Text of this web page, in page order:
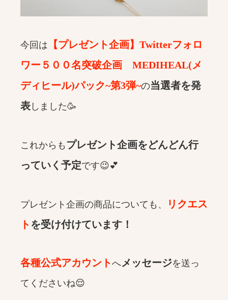
今回は 【プレゼント企画】Twitterフォロ
ワー５００名突破企画 MEDIHEAL(メ
ディヒール)パック~第3弾~の当選者を発
表 しました🥳
これからも プレゼント企画をどんどん行
っていく予定です😉💕
プレゼント企画の商品についても、
リクエス
ト を受け付けています！
各種公式アカウント へメッセージを送っ
てくださいね😌